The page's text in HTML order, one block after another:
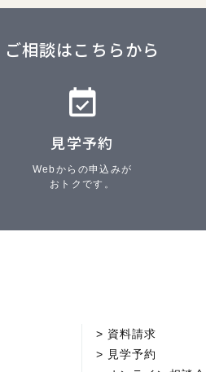
ご相談はこちらから
見学予約
Webからの申込みが
おトクです。
資料請求
見学予約